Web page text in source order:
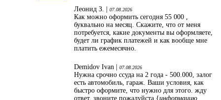
Леонид З. |
07.08.2026
Как можно оформить сегодня 55 000 ,
буквально на месяц. Скажите, что от меня
потребуется, какие документы вы оформляете,
будет ли график платежей и как вообще мне
платить ежемесячно.
Demidov Ivan | 07.08.2026
Нужна срочно ссуда на 2 года - 500.000, залог
есть автомобиль, гараж. Ваши условия, как
быстро оформите, что нужно для этого. жду
ответ, звоните пожалуйста {информацию